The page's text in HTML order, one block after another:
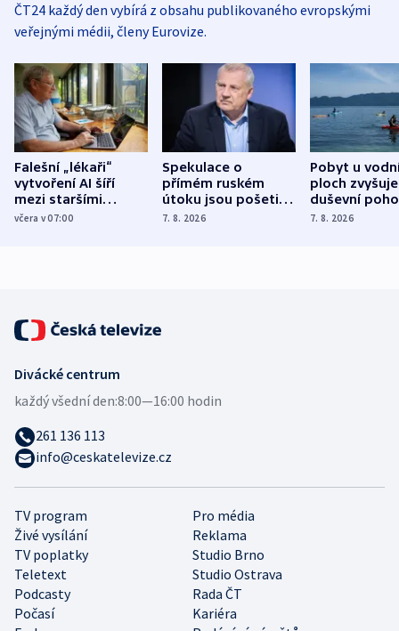
ČT24 každý den vybírá z obsahu publikovaného evropskými
veřejnými médii, členy Eurovize.
Falešní „lékaři“
vytvoření AI šíří
mezi staršími
Poláky nebezpečné
včera v 07:00
Spekulace o
přímém ruském
útoku jsou pošetilé,
míní estonský
7. 8. 2026
Pobyt u
ploch zvyšuje
duševní
ukázala
7. 8. 2026
TV program
Pro média
Živé vysílání
Reklama
TV poplatky
Studio Brno
Teletext
Studio Ostrava
Podcasty
Rada ČT
Počasí
Kariéra
Divácké centrum
každý všední den:8:00—16:00 hodin
261 136 113
info@ceskatelevize.cz